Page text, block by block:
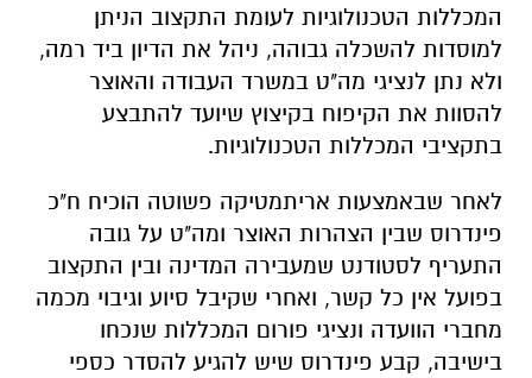
המכללות הטכנולוגיות לעומת התקצוב הניתן
למוסדות להשכלה גבוהה, ניהל את הדיון ביד רמה,
ולא נתן לנציגי מה"ט במשרד העבודה והאוצר
להסוות את הקיפוח בקיצוץ שיועד להתבצע
בתקציבי המכללות הטכנולוגיות.
לאחר שבאמצעות אריתמטיקה פשוטה הוכיח ח"כ
פינדרוס שבין הצהרות האוצר ומה"ט על גובה
התעריף לסטודנט שמעבירה המדינה ובין התקצוב
בפועל אין כל קשר, ואחרי שקיבל סיוע וגיבוי מכמה
מחברי הוועדה ונציגי פורום המכללות שנכחו
בישיבה, קבע פינדרוס שיש להגיע להסדר כספי